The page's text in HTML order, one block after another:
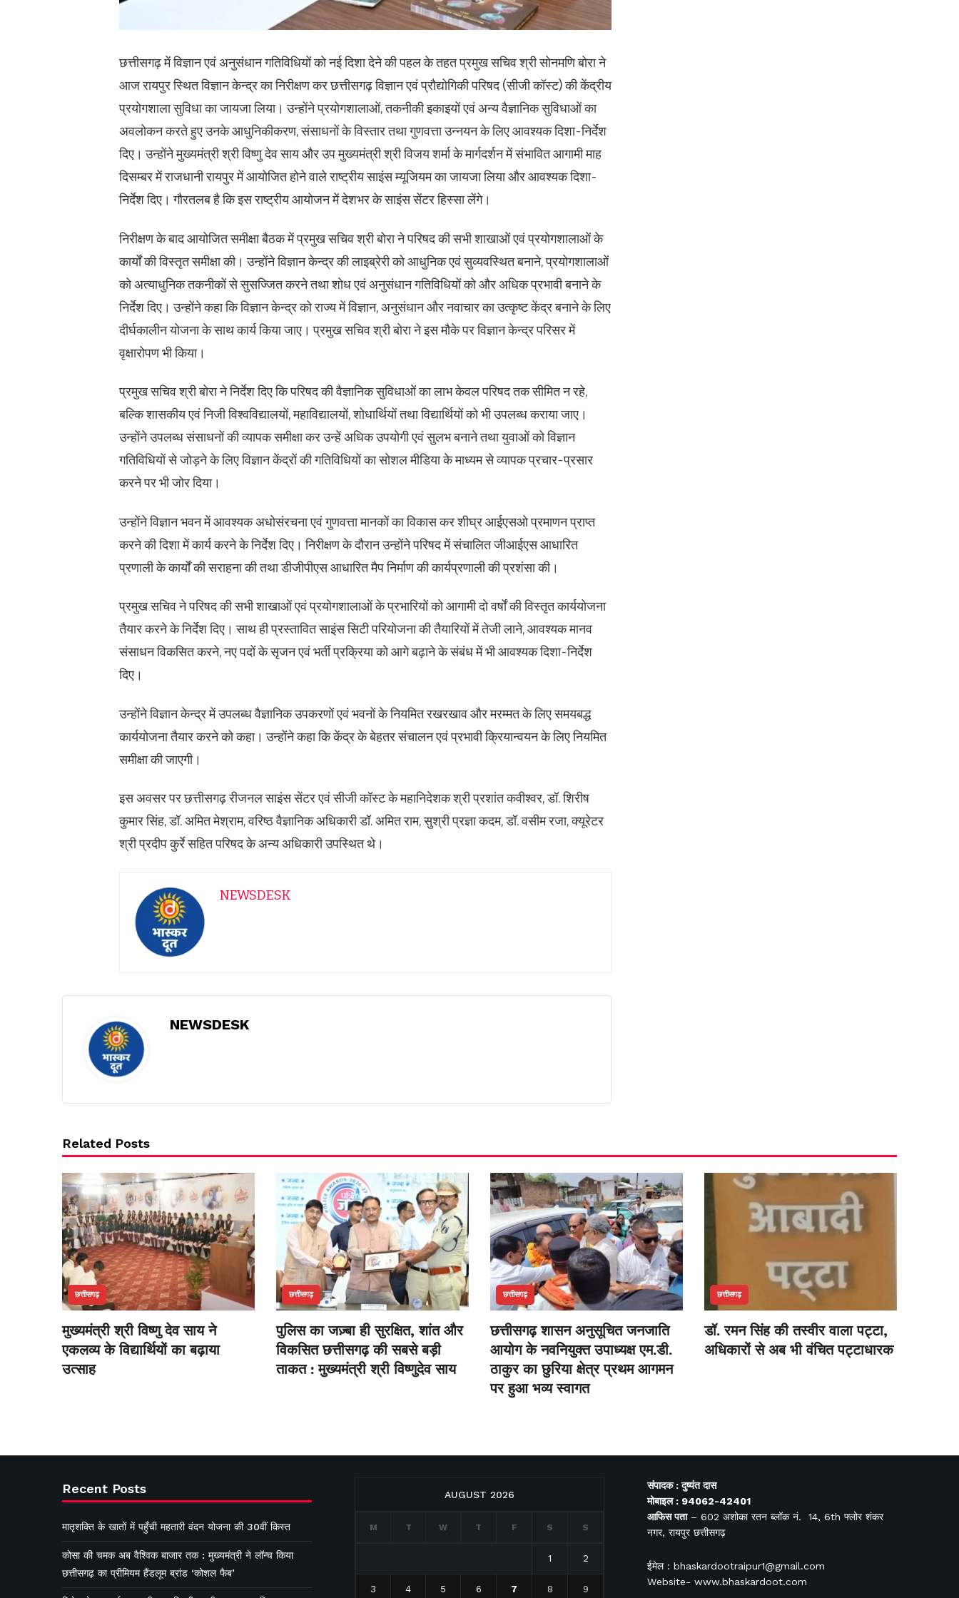
छत्तीसगढ़ में विज्ञान एवं अनुसंधान गतिविधियों को नई दिशा देने की पहल के तहत प्रमुख सचिव श्री सोनमणि बोरा ने
आज रायपुर स्थित विज्ञान केन्द्र का निरीक्षण कर छत्तीसगढ़ विज्ञान एवं प्रौद्योगिकी परिषद (सीजी कॉस्ट) की केंद्रीय
प्रयोगशाला सुविधा का जायजा लिया। उन्होंने प्रयोगशालाओं, तकनीकी इकाइयों एवं अन्य वैज्ञानिक सुविधाओं का
अवलोकन करते हुए उनके आधुनिकीकरण, संसाधनों के विस्तार तथा गुणवत्ता उन्नयन के लिए आवश्यक दिशा-निर्देश
दिए। उन्होंने मुख्यमंत्री श्री विष्णु देव साय और उप मुख्यमंत्री श्री विजय शर्मा के मार्गदर्शन में संभावित आगामी माह
दिसम्बर में राजधानी रायपुर में आयोजित होने वाले राष्ट्रीय साइंस म्यूजियम का जायजा लिया और आवश्यक दिशा-
निर्देश दिए। गौरतलब है कि इस राष्ट्रीय आयोजन में देशभर के साइंस सेंटर हिस्सा लेंगे।
निरीक्षण के बाद आयोजित समीक्षा बैठक में प्रमुख सचिव श्री बोरा ने परिषद की सभी शाखाओं एवं प्रयोगशालाओं के
कार्यों की विस्तृत समीक्षा की। उन्होंने विज्ञान केन्द्र की लाइब्रेरी को आधुनिक एवं सुव्यवस्थित बनाने, प्रयोगशालाओं
को अत्याधुनिक तकनीकों से सुसज्जित करने तथा शोध एवं अनुसंधान गतिविधियों को और अधिक प्रभावी बनाने के
निर्देश दिए। उन्होंने कहा कि विज्ञान केन्द्र को राज्य में विज्ञान, अनुसंधान और नवाचार का उत्कृष्ट केंद्र बनाने के लिए
दीर्घकालीन योजना के साथ कार्य किया जाए। प्रमुख सचिव श्री बोरा ने इस मौके पर विज्ञान केन्द्र परिसर में
वृक्षारोपण भी किया।
प्रमुख सचिव श्री बोरा ने निर्देश दिए कि परिषद की वैज्ञानिक सुविधाओं का लाभ केवल परिषद तक सीमित न रहे,
बल्कि शासकीय एवं निजी विश्वविद्यालयों, महाविद्यालयों, शोधार्थियों तथा विद्यार्थियों को भी उपलब्ध कराया जाए।
उन्होंने उपलब्ध संसाधनों की व्यापक समीक्षा कर उन्हें अधिक उपयोगी एवं सुलभ बनाने तथा युवाओं को विज्ञान
गतिविधियों से जोड़ने के लिए विज्ञान केंद्रों की गतिविधियों का सोशल मीडिया के माध्यम से व्यापक प्रचार-प्रसार
करने पर भी जोर दिया।
उन्होंने विज्ञान भवन में आवश्यक अधोसंरचना एवं गुणवत्ता मानकों का विकास कर शीघ्र आईएसओ प्रमाणन प्राप्त
करने की दिशा में कार्य करने के निर्देश दिए। निरीक्षण के दौरान उन्होंने परिषद में संचालित जीआईएस आधारित
प्रणाली के कार्यों की सराहना की तथा डीजीपीएस आधारित मैप निर्माण की कार्यप्रणाली की प्रशंसा की।
प्रमुख सचिव ने परिषद की सभी शाखाओं एवं प्रयोगशालाओं के प्रभारियों को आगामी दो वर्षों की विस्तृत कार्ययोजना
तैयार करने के निर्देश दिए। साथ ही प्रस्तावित साइंस सिटी परियोजना की तैयारियों में तेजी लाने, आवश्यक मानव
संसाधन विकसित करने, नए पदों के सृजन एवं भर्ती प्रक्रिया को आगे बढ़ाने के संबंध में भी आवश्यक दिशा-निर्देश
दिए।
उन्होंने विज्ञान केन्द्र में उपलब्ध वैज्ञानिक उपकरणों एवं भवनों के नियमित रखरखाव और मरम्मत के लिए समयबद्ध
कार्ययोजना तैयार करने को कहा। उन्होंने कहा कि केंद्र के बेहतर संचालन एवं प्रभावी क्रियान्वयन के लिए नियमित
समीक्षा की जाएगी।
इस अवसर पर छत्तीसगढ़ रीजनल साइंस सेंटर एवं सीजी कॉस्ट के महानिदेशक श्री प्रशांत कवीश्वर, डॉ. शिरीष
कुमार सिंह, डॉ. अमित मेश्राम, वरिष्ठ वैज्ञानिक अधिकारी डॉ. अमित राम, सुश्री प्रज्ञा कदम, डॉ. वसीम रजा, क्यूरेटर
श्री प्रदीप कुर्रे सहित परिषद के अन्य अधिकारी उपस्थित थे।
NEWSDESK
NEWSDESK
Related Posts
छत्तीसगढ़
मुख्यमंत्री श्री विष्णु देव साय ने
एकलव्य के विद्यार्थियों का बढ़ाया
उत्साह
छत्तीसगढ़
पुलिस का जज़्बा ही सुरक्षित, शांत और
विकसित छत्तीसगढ़ की सबसे बड़ी
ताकत : मुख्यमंत्री श्री विष्णुदेव साय
छत्तीसगढ़
छत्तीसगढ़ शासन अनुसूचित जनजाति
आयोग के नवनियुक्त उपाध्यक्ष एम.डी.
ठाकुर का छुरिया क्षेत्र प्रथम आगमन
पर हुआ भव्य स्वागत
छत्तीसगढ़
डॉ. रमन सिंह की तस्वीर वाला पट्टा,
अधिकारों से अब भी वंचित पट्टाधारक
Recent Posts
मातृशक्ति के खातों में पहुँची महतारी वंदन योजना की 30वीं किस्त
कोसा की चमक अब वैश्विक बाजार तक : मुख्यमंत्री ने लॉन्च किया
छत्तीसगढ़ का प्रीमियम हैंडलूम ब्रांड ‘कोशल फैब’
AUGUST 2026
M T W T F S S
1 2
3 4 5 6 7 8 9
संपादक : दुष्यंत दास
मोबाइल : 94062-42401
आफिसपता– 602 अशोका रतन ब्लॉक नं. 14, 6th फ्लोर शंकर
नगर, रायपुर छत्तीसगढ़
ईमेल : bhaskardootraipur1@gmail.com
Website- www.bhaskardoot.com